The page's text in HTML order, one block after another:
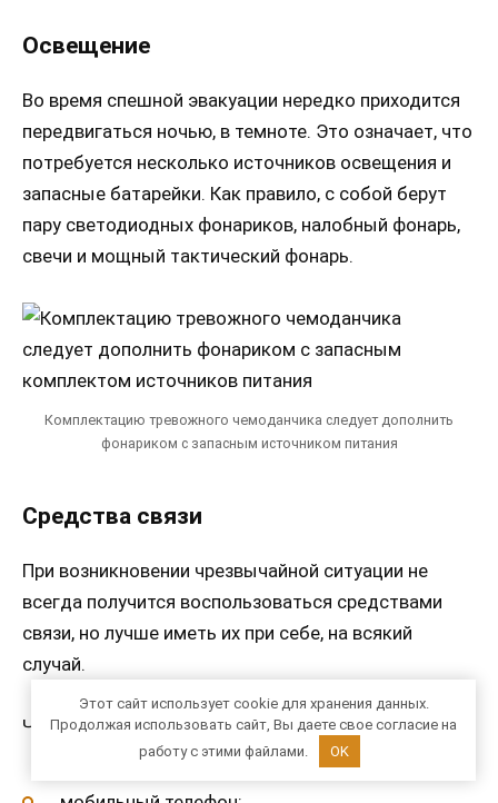
Освещение
Во время спешной эвакуации нередко приходится
передвигаться ночью, в темноте. Это означает, что
потребуется несколько источников освещения и
запасные батарейки. Как правило, с собой берут
пару светодиодных фонариков, налобный фонарь,
свечи и мощный тактический фонарь.
Комплектацию тревожного чемоданчика следует дополнить
фонариком с запасным источником питания
Средства связи
При возникновении чрезвычайной ситуации не
всегда получится воспользоваться средствами
связи, но лучше иметь их при себе, на всякий
случай.
Что можно взять:
Этот сайт использует cookie для хранения данных.
Продолжая использовать сайт, Вы даете свое согласие на
работу с этими файлами.
OK